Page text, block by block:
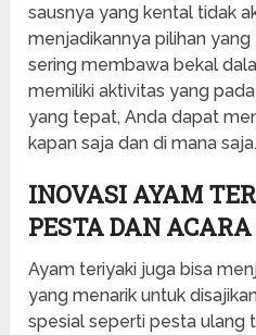
sausnya yang kental tidak
menjadikannya pilihan
sering membawa bekal
memiliki aktivitas yang
yang tepat, Anda dapat
kapan saja dan di mana saja.
INOVASI AYAM
PESTA DAN
Ayam teriyaki juga bisa
yang menarik untuk
spesial seperti pesta ulang